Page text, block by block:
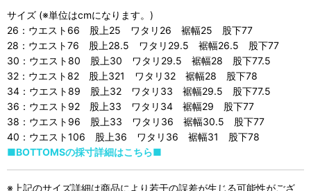
サイズ (※単位はcmになります。)
26：ウエスト66 股上25 ワタリ26 裾幅25 股下77
28：ウエスト76 股上28.5 ワタリ29.5 裾幅26.5 股下77
30：ウエスト80 股上30 ワタリ29.5 裾幅28 股下77.5
32：ウエスト82 股上321 ワタリ32 裾幅28 股下78
34：ウエスト89 股上32 ワタリ33 裾幅29.5 股下77.5
36：ウエスト92 股上33 ワタリ34 裾幅29 股下77
38：ウエスト96 股上33 ワタリ36 裾幅30.5 股下77
40：ウエスト106 股上36 ワタリ36 裾幅31 股下78
■BOTTOMSの採寸詳細はこちら■
※上記のサイズ詳細は商品により若干の誤差が生じる可能性がござ